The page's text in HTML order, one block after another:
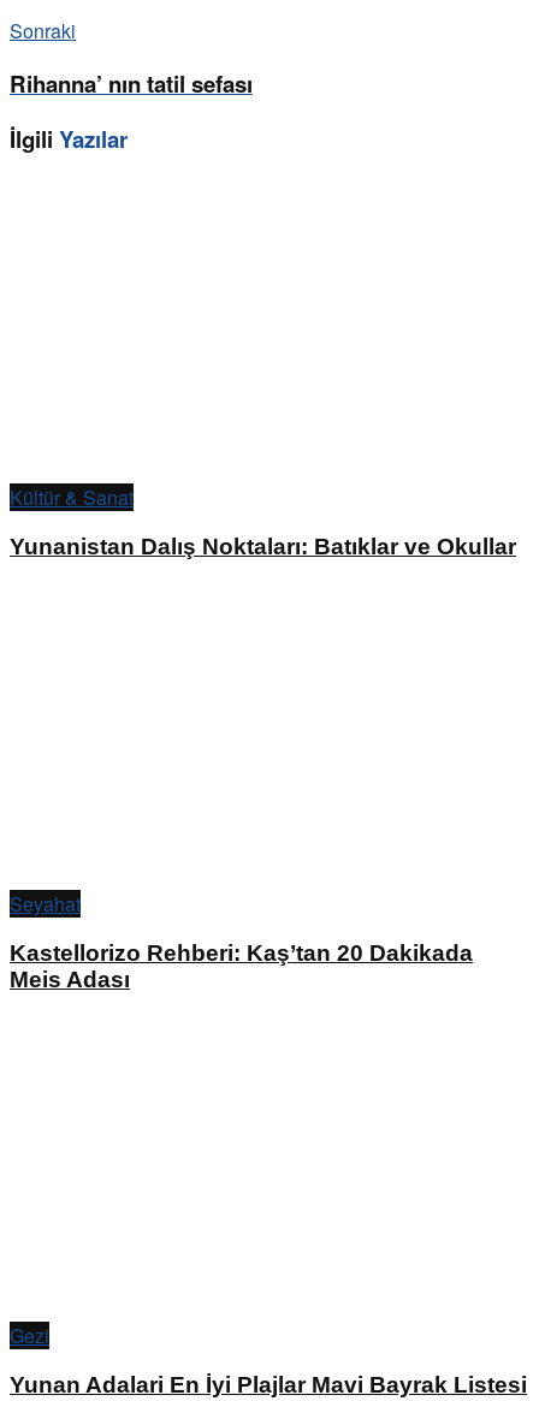
Sonraki
Rihanna’ nın tatil sefası
İlgili Yazılar
Kültür & Sanat
Yunanistan Dalış Noktaları: Batıklar ve Okullar
Seyahat
Kastellorizo Rehberi: Kaş’tan 20 Dakikada
Meis Adası
Gezi
Yunan Adalari En İyi Plajlar Mavi Bayrak Listesi